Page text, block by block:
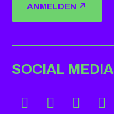
ANMELDEN ↗
SOCIAL MEDIA